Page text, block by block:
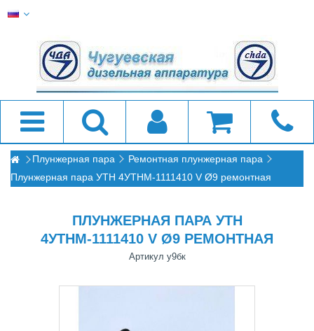
Плунжерная пара
Ремонтная плунжерная пара
Плунжерная пара УТН 4УТНМ-1111410 V Ø9 ремонтная
ПЛУНЖЕРНАЯ ПАРА УТН
4УТНМ-1111410 V Ø9 РЕМОНТНАЯ
Артикул у9бк